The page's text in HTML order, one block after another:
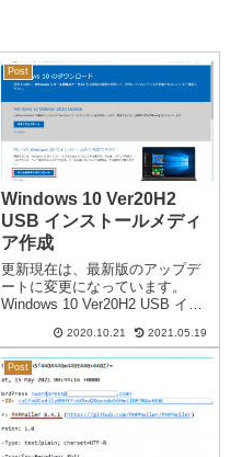
Post
Windows 10 Ver20H2
USB インストールメディ
ア作成
更新現在は、最新版のアップデ
ートに変更になっています。
Windows 10 Ver20H2 USB イン
2020/10/21Windows 10 Ver20H2
のアップデートが可能になりま
した。通常のアップデ...
2020.10.21 2021.05.19
Post